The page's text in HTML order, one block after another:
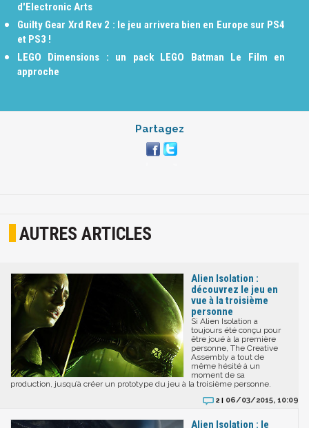
d'Electronic Arts
Guilty Gear Xrd Rev 2 : le jeu arrivera bien en Europe sur PS4
et PS3 !
LEGO Dimensions : un pack LEGO Batman Le Film en
approche
Partagez
AUTRES ARTICLES
Alien Isolation :
découvrez le jeu en
vue à la troisième
personne
Si Alien Isolation a
toujours été conçu pour
être joué à la première
personne, The Creative
Assembly a tout de
même hésité à un
moment de sa
production, jusqu’à créer un prototype du jeu à la troisième personne.
2 | 06/03/2015, 10:09
Alien Isolation : le